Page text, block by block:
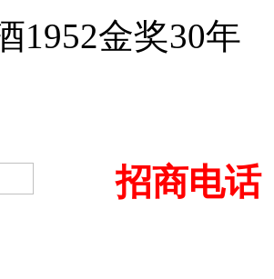
1952金奖30年
招商电话